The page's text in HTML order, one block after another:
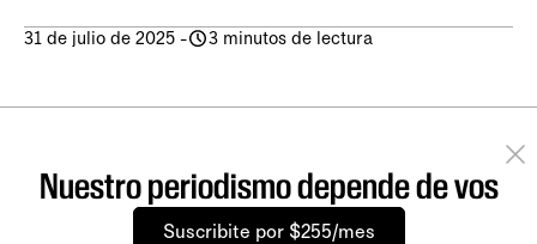
31 de julio de 2025 - 3 minutos de lectura
Nuestro periodismo depende de vos
Suscribite por $255/mes